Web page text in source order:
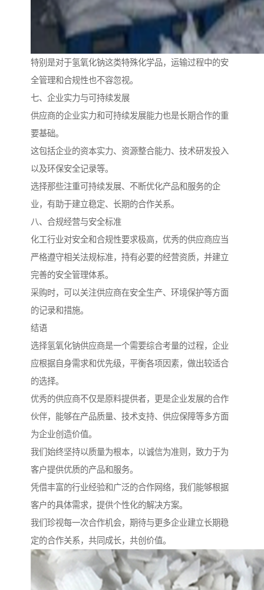
特别是对于氢氧化钠这类特殊化学品，运输过程中的安
全管理和合规性也不容忽视。
七、企业实力与可持续发展
供应商的企业实力和可持续发展能力也是长期合作的重
要基础。
这包括企业的资本实力、资源整合能力、技术研发投入
以及环保安全记录等。
选择那些注重可持续发展、不断优化产品和服务的企
业，有助于建立稳定、长期的合作关系。
八、合规经营与安全标准
化工行业对安全和合规性要求极高，优秀的供应商应当
严格遵守相关法规标准，持有必要的经营资质，并建立
完善的安全管理体系。
采购时，可以关注供应商在安全生产、环境保护等方面
的记录和措施。
结语
选择氢氧化钠供应商是一个需要综合考量的过程，企业
应根据自身需求和优先级，平衡各项因素，做出较适合
的选择。
优秀的供应商不仅是原料提供者，更是企业发展的合作
伙伴，能够在产品质量、技术支持、供应保障等多方面
为企业创造价值。
我们始终坚持以质量为根本，以诚信为准则，致力于为
客户提供优质的产品和服务。
凭借丰富的行业经验和广泛的合作网络，我们能够根据
客户的具体需求，提供个性化的解决方案。
我们珍视每一次合作机会，期待与更多企业建立长期稳
定的合作关系，共同成长，共创价值。